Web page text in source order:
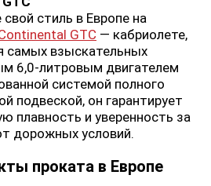
стиль в Европе на
GTC — кабриолете,
самых взыскательных
6,0-литровым двигателем
системой полного
подвеской, он гарантирует
плавность и уверенность за
дорожных условий.
проката в Европе